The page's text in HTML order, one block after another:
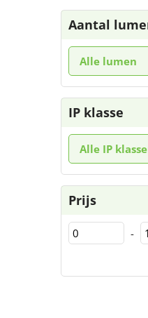
Aantal
Alle lumen
IP klasse
Alle IP
Prijs
-